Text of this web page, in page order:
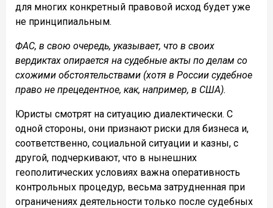
для многих конкретный правовой исход будет уже
не принципиальным.
ФАС, в свою очередь, указывает, что в своих
вердиктах опирается на судебные акты по делам со
схожими обстоятельствами (хотя в России судебное
право не прецедентное, как, например, в США).
Юристы смотрят на ситуацию диалектически. С
одной стороны, они признают риски для бизнеса и,
соответственно, социальной ситуации и казны, с
другой, подчеркивают, что в нынешних
геополитических условиях важна оперативность
контрольных процедур, весьма затрудненная при
ограничениях деятельности только после судебных